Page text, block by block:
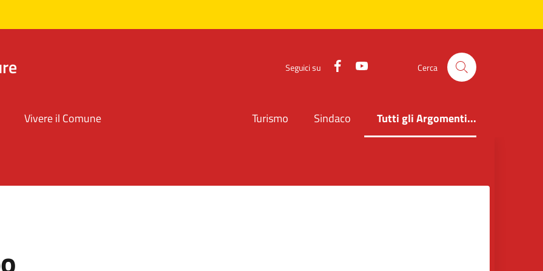
Seguici su Facebook Cerca
Vivere il Comune Turismo Sindaco Tutti gli Argomenti...